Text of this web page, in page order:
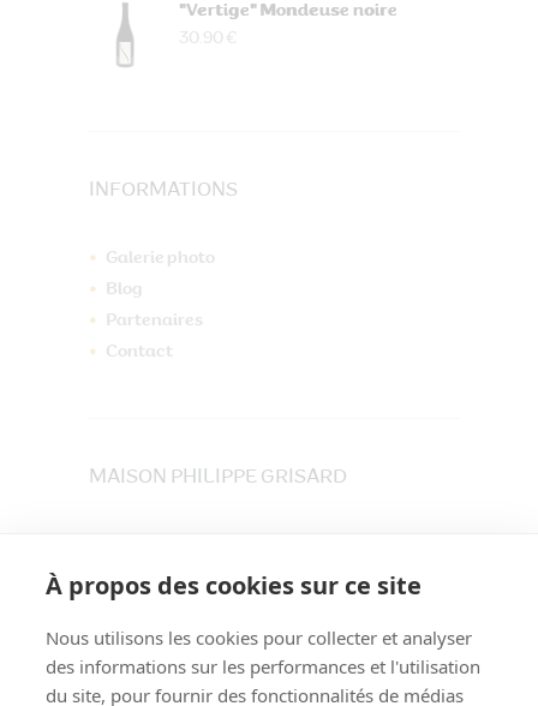
À propos des cookies sur ce site
Nous utilisons les cookies pour collecter et analyser
des informations sur les performances et l'utilisation
du site, pour fournir des fonctionnalités de médias
"Vertige" Mondeuse noire
30.90 €
INFORMATIONS
Galerie photo
Blog
Partenaires
Contact
MAISON PHILIPPE GRISARD
Tél. 04 79 84 30 91